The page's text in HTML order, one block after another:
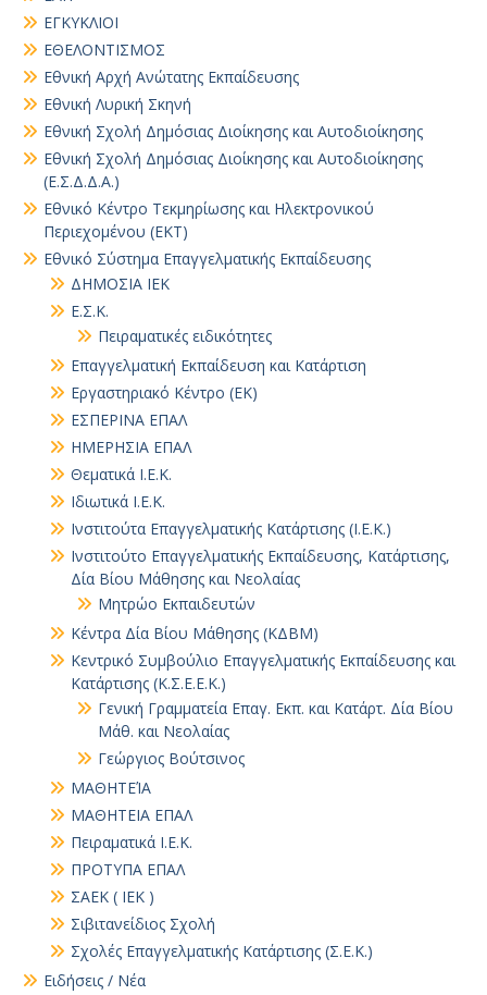
ΕΓΚΥΚΛΙΟΙ
ΕΘΕΛΟΝΤΙΣΜΟΣ
Εθνική Αρχή Ανώτατης Εκπαίδευσης
Εθνική Λυρική Σκηνή
Εθνική Σχολή Δημόσιας Διοίκησης και Αυτοδιοίκησης
Εθνική Σχολή Δημόσιας Διοίκησης και Αυτοδιοίκησης
(Ε.Σ.Δ.Δ.Α.)
Εθνικό Κέντρο Τεκμηρίωσης και Ηλεκτρονικού
Περιεχομένου (ΕΚΤ)
Εθνικό Σύστημα Επαγγελματικής Εκπαίδευσης
ΔΗΜΟΣΙΑ ΙΕΚ
Ε.Σ.Κ.
Πειραματικές ειδικότητες
Επαγγελματική Εκπαίδευση και Κατάρτιση
Εργαστηριακό Κέντρο (ΕΚ)
ΕΣΠΕΡΙΝΑ ΕΠΑΛ
ΗΜΕΡΗΣΙΑ ΕΠΑΛ
Θεματικά Ι.Ε.Κ.
Ιδιωτικά Ι.Ε.Κ.
Ινστιτούτα Επαγγελματικής Κατάρτισης (Ι.Ε.Κ.)
Ινστιτούτο Επαγγελματικής Εκπαίδευσης, Κατάρτισης,
Δία Βίου Μάθησης και Νεολαίας
Μητρώο Εκπαιδευτών
Κέντρα Δία Βίου Μάθησης (ΚΔΒΜ)
Κεντρικό Συμβούλιο Επαγγελματικής Εκπαίδευσης και
Κατάρτισης (Κ.Σ.Ε.Ε.Κ.)
Γενική Γραμματεία Επαγ. Εκπ. και Κατάρτ. Δία Βίου
Μάθ. και Νεολαίας
Γεώργιος Βούτσινος
ΜΑΘΗΤΕΊΑ
ΜΑΘΗΤΕΙΑ ΕΠΑΛ
Πειραματικά Ι.Ε.Κ.
ΠΡΟΤΥΠΑ ΕΠΑΛ
ΣΑΕΚ ( ΙΕΚ )
Σιβιτανείδιος Σχολή
Σχολές Επαγγελματικής Κατάρτισης (Σ.Ε.Κ.)
Ειδήσεις / Νέα